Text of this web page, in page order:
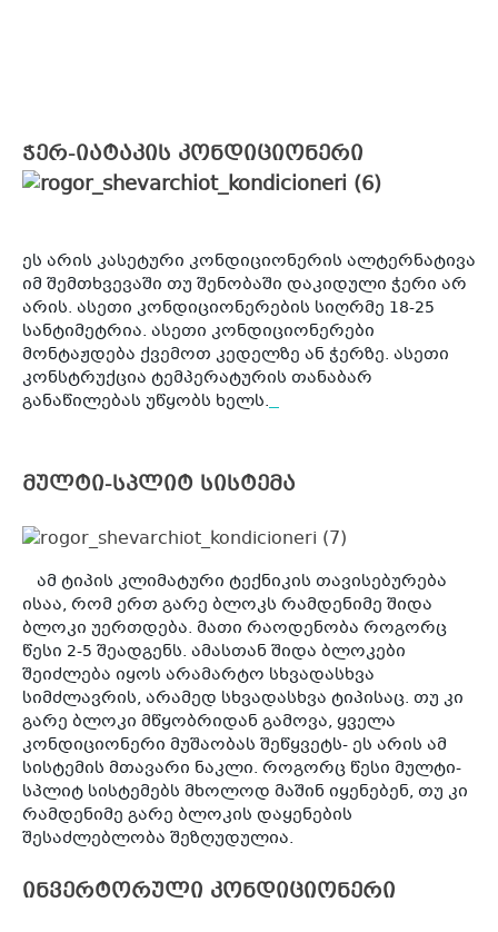
ჭერ-იატაკის კონდიციონერი
ეს არის კასეტური კონდიციონერის ალტერნატივა
იმ შემთხვევაში თუ შენობაში დაკიდული ჭერი არ
არის. ასეთი კონდიციონერების სიღრმე 18-25
სანტიმეტრია. ასეთი კონდიციონერები
მონტაჟდება ქვემოთ კედელზე ან ჭერზე. ასეთი
კონსტრუქცია ტემპერატურის თანაბარ
განაწილებას უწყობს ხელს.
მულტი-სპლიტ სისტემა
ამ ტიპის კლიმატური ტექნიკის თავისებურება
ისაა, რომ ერთ გარე ბლოკს რამდენიმე შიდა
ბლოკი უერთდება. მათი რაოდენობა როგორც
წესი 2-5 შეადგენს. ამასთან შიდა ბლოკები
შეიძლება იყოს არამარტო სხვადასხვა
სიმძლავრის, არამედ სხვადასხვა ტიპისაც. თუ კი
გარე ბლოკი მწყობრიდან გამოვა, ყველა
კონდიციონერი მუშაობას შეწყვეტს- ეს არის ამ
სისტემის მთავარი ნაკლი. როგორც წესი მულტი-
სპლიტ სისტემებს მხოლოდ მაშინ იყენებენ, თუ კი
რამდენიმე გარე ბლოკის დაყენების
შესაძლებლობა შეზღუდულია.
ინვერტორული კონდიციონერი